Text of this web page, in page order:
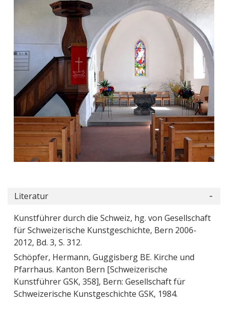
Literatur
Kunstführer durch die Schweiz, hg. von Gesellschaft
für Schweizerische Kunstgeschichte, Bern 2006-
2012, Bd. 3, S. 312.
Schöpfer, Hermann, Guggisberg BE. Kirche und
Pfarrhaus. Kanton Bern [Schweizerische
Kunstführer GSK, 358], Bern: Gesellschaft für
Schweizerische Kunstgeschichte GSK, 1984.